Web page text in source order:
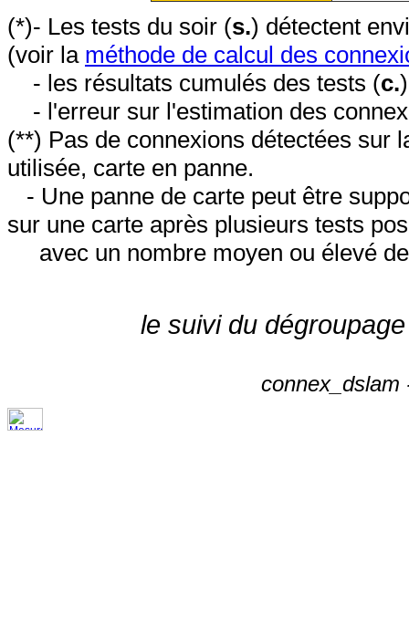
(*)- Les tests du soir (s.) détectent
(voir la méthode de calcul des
- les résultats cumulés des tests (c.
- l'erreur sur l'estimation des
(**) Pas de connexions détectées sur
utilisée, carte en panne.
- Une panne de carte peut être
sur une carte après plusieurs tests
avec un nombre moyen ou élevé
le suivi du
connex_dslam